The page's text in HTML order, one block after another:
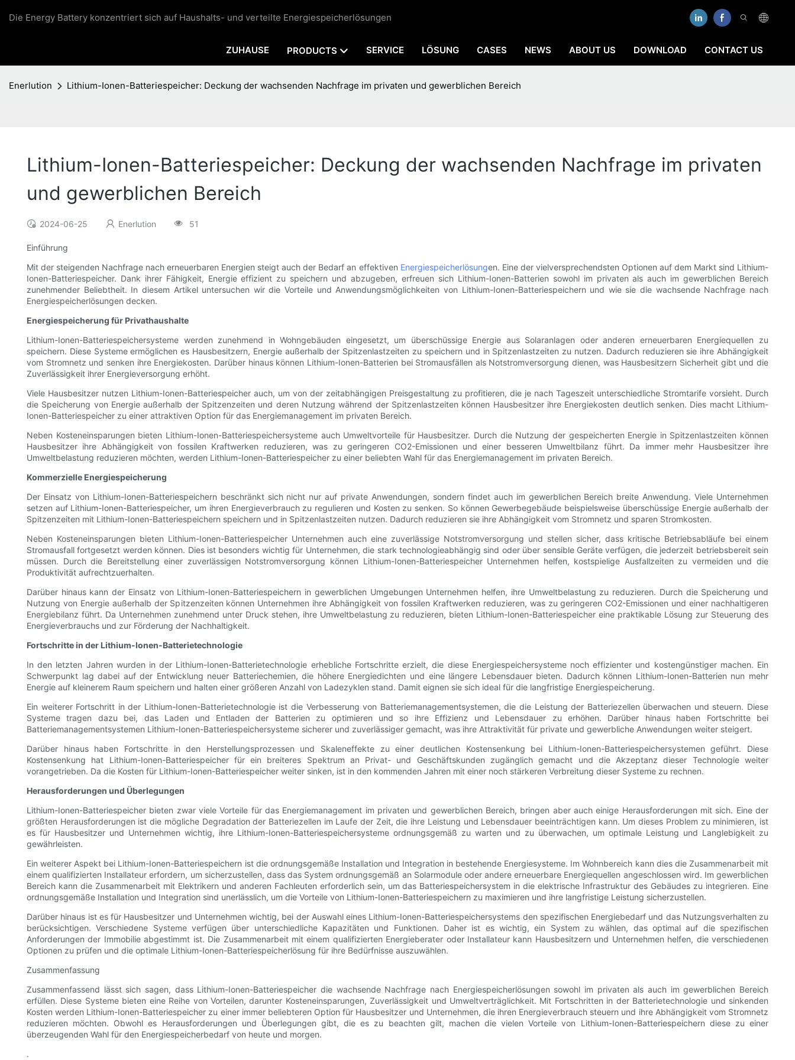
Die Energy Battery konzentriert sich auf Haushalts- und verteilte Energiespeicherlösungen
ZUHAUSE PRODUCTS SERVICE LÖSUNG CASES NEWS ABOUT US DOWNLOAD CONTACT US
Enerlution Lithium-Ionen-Batteriespeicher: Deckung der wachsenden Nachfrage im privaten und gewerblichen Bereich
Lithium-Ionen-Batteriespeicher: Deckung der wachsenden Nachfrage im privaten
und gewerblichen Bereich
2024-06-25 Enerlution 51
Einführung
Mit der steigenden Nachfrage nach erneuerbaren Energien steigt auch der Bedarf an effektiven Energiespeicherlösungen. Eine der vielversprechendsten Optionen auf dem Markt sind Lithium-
Ionen-Batteriespeicher. Dank ihrer Fähigkeit, Energie effizient zu speichern und abzugeben, erfreuen sich Lithium-Ionen-Batterien sowohl im privaten als auch im gewerblichen Bereich
zunehmender Beliebtheit. In diesem Artikel untersuchen wir die Vorteile und Anwendungsmöglichkeiten von Lithium-Ionen-Batteriespeichern und wie sie die wachsende Nachfrage nach
Energiespeicherlösungen decken.
Energiespeicherung für Privathaushalte
Lithium-Ionen-Batteriespeichersysteme werden zunehmend in Wohngebäuden eingesetzt, um überschüssige Energie aus Solaranlagen oder anderen erneuerbaren Energiequellen zu
speichern. Diese Systeme ermöglichen es Hausbesitzern, Energie außerhalb der Spitzenlastzeiten zu speichern und in Spitzenlastzeiten zu nutzen. Dadurch reduzieren sie ihre Abhängigkeit
vom Stromnetz und senken ihre Energiekosten. Darüber hinaus können Lithium-Ionen-Batterien bei Stromausfällen als Notstromversorgung dienen, was Hausbesitzern Sicherheit gibt und die
Zuverlässigkeit ihrer Energieversorgung erhöht.
Viele Hausbesitzer nutzen Lithium-Ionen-Batteriespeicher auch, um von der zeitabhängigen Preisgestaltung zu profitieren, die je nach Tageszeit unterschiedliche Stromtarife vorsieht. Durch
die Speicherung von Energie außerhalb der Spitzenzeiten und deren Nutzung während der Spitzenlastzeiten können Hausbesitzer ihre Energiekosten deutlich senken. Dies macht Lithium-
Ionen-Batteriespeicher zu einer attraktiven Option für das Energiemanagement im privaten Bereich.
Neben Kosteneinsparungen bieten Lithium-Ionen-Batteriespeichersysteme auch Umweltvorteile für Hausbesitzer. Durch die Nutzung der gespeicherten Energie in Spitzenlastzeiten können
Hausbesitzer ihre Abhängigkeit von fossilen Kraftwerken reduzieren, was zu geringeren CO2-Emissionen und einer besseren Umweltbilanz führt. Da immer mehr Hausbesitzer ihre
Umweltbelastung reduzieren möchten, werden Lithium-Ionen-Batteriespeicher zu einer beliebten Wahl für das Energiemanagement im privaten Bereich.
Kommerzielle Energiespeicherung
Der Einsatz von Lithium-Ionen-Batteriespeichern beschränkt sich nicht nur auf private Anwendungen, sondern findet auch im gewerblichen Bereich breite Anwendung. Viele Unternehmen
setzen auf Lithium-Ionen-Batteriespeicher, um ihren Energieverbrauch zu regulieren und Kosten zu senken. So können Gewerbegebäude beispielsweise überschüssige Energie außerhalb der
Spitzenzeiten mit Lithium-Ionen-Batteriespeichern speichern und in Spitzenlastzeiten nutzen. Dadurch reduzieren sie ihre Abhängigkeit vom Stromnetz und sparen Stromkosten.
Neben Kosteneinsparungen bieten Lithium-Ionen-Batteriespeicher Unternehmen auch eine zuverlässige Notstromversorgung und stellen sicher, dass kritische Betriebsabläufe bei einem
Stromausfall fortgesetzt werden können. Dies ist besonders wichtig für Unternehmen, die stark technologieabhängig sind oder über sensible Geräte verfügen, die jederzeit betriebsbereit sein
müssen. Durch die Bereitstellung einer zuverlässigen Notstromversorgung können Lithium-Ionen-Batteriespeicher Unternehmen helfen, kostspielige Ausfallzeiten zu vermeiden und die
Produktivität aufrechtzuerhalten.
Darüber hinaus kann der Einsatz von Lithium-Ionen-Batteriespeichern in gewerblichen Umgebungen Unternehmen helfen, ihre Umweltbelastung zu reduzieren. Durch die Speicherung und
Nutzung von Energie außerhalb der Spitzenzeiten können Unternehmen ihre Abhängigkeit von fossilen Kraftwerken reduzieren, was zu geringeren CO2-Emissionen und einer nachhaltigeren
Energiebilanz führt. Da Unternehmen zunehmend unter Druck stehen, ihre Umweltbelastung zu reduzieren, bieten Lithium-Ionen-Batteriespeicher eine praktikable Lösung zur Steuerung des
Energieverbrauchs und zur Förderung der Nachhaltigkeit.
Fortschritte in der Lithium-Ionen-Batterietechnologie
In den letzten Jahren wurden in der Lithium-Ionen-Batterietechnologie erhebliche Fortschritte erzielt, die diese Energiespeichersysteme noch effizienter und kostengünstiger machen. Ein
Schwerpunkt lag dabei auf der Entwicklung neuer Batteriechemien, die höhere Energiedichten und eine längere Lebensdauer bieten. Dadurch können Lithium-Ionen-Batterien nun mehr
Energie auf kleinerem Raum speichern und halten einer größeren Anzahl von Ladezyklen stand. Damit eignen sie sich ideal für die langfristige Energiespeicherung.
Ein weiterer Fortschritt in der Lithium-Ionen-Batterietechnologie ist die Verbesserung von Batteriemanagementsystemen, die die Leistung der Batteriezellen überwachen und steuern. Diese
Systeme tragen dazu bei, das Laden und Entladen der Batterien zu optimieren und so ihre Effizienz und Lebensdauer zu erhöhen. Darüber hinaus haben Fortschritte bei
Batteriemanagementsystemen Lithium-Ionen-Batteriespeichersysteme sicherer und zuverlässiger gemacht, was ihre Attraktivität für private und gewerbliche Anwendungen weiter steigert.
Darüber hinaus haben Fortschritte in den Herstellungsprozessen und Skaleneffekte zu einer deutlichen Kostensenkung bei Lithium-Ionen-Batteriespeichersystemen geführt. Diese
Kostensenkung hat Lithium-Ionen-Batteriespeicher für ein breiteres Spektrum an Privat- und Geschäftskunden zugänglich gemacht und die Akzeptanz dieser Technologie weiter
vorangetrieben. Da die Kosten für Lithium-Ionen-Batteriespeicher weiter sinken, ist in den kommenden Jahren mit einer noch stärkeren Verbreitung dieser Systeme zu rechnen.
Herausforderungen und Überlegungen
Lithium-Ionen-Batteriespeicher bieten zwar viele Vorteile für das Energiemanagement im privaten und gewerblichen Bereich, bringen aber auch einige Herausforderungen mit sich. Eine der
größten Herausforderungen ist die mögliche Degradation der Batteriezellen im Laufe der Zeit, die ihre Leistung und Lebensdauer beeinträchtigen kann. Um dieses Problem zu minimieren, ist
es für Hausbesitzer und Unternehmen wichtig, ihre Lithium-Ionen-Batteriespeichersysteme ordnungsgemäß zu warten und zu überwachen, um optimale Leistung und Langlebigkeit zu
gewährleisten.
Ein weiterer Aspekt bei Lithium-Ionen-Batteriespeichern ist die ordnungsgemäße Installation und Integration in bestehende Energiesysteme. Im Wohnbereich kann dies die Zusammenarbeit mit
einem qualifizierten Installateur erfordern, um sicherzustellen, dass das System ordnungsgemäß an Solarmodule oder andere erneuerbare Energiequellen angeschlossen wird. Im gewerblichen
Bereich kann die Zusammenarbeit mit Elektrikern und anderen Fachleuten erforderlich sein, um das Batteriespeichersystem in die elektrische Infrastruktur des Gebäudes zu integrieren. Eine
ordnungsgemäße Installation und Integration sind unerlässlich, um die Vorteile von Lithium-Ionen-Batteriespeichern zu maximieren und ihre langfristige Leistung sicherzustellen.
Darüber hinaus ist es für Hausbesitzer und Unternehmen wichtig, bei der Auswahl eines Lithium-Ionen-Batteriespeichersystems den spezifischen Energiebedarf und das Nutzungsverhalten zu
berücksichtigen. Verschiedene Systeme verfügen über unterschiedliche Kapazitäten und Funktionen. Daher ist es wichtig, ein System zu wählen, das optimal auf die spezifischen
Anforderungen der Immobilie abgestimmt ist. Die Zusammenarbeit mit einem qualifizierten Energieberater oder Installateur kann Hausbesitzern und Unternehmen helfen, die verschiedenen
Optionen zu prüfen und die optimale Lithium-Ionen-Batteriespeicherlösung für ihre Bedürfnisse auszuwählen.
Zusammenfassung
Zusammenfassend lässt sich sagen, dass Lithium-Ionen-Batteriespeicher die wachsende Nachfrage nach Energiespeicherlösungen sowohl im privaten als auch im gewerblichen Bereich
erfüllen. Diese Systeme bieten eine Reihe von Vorteilen, darunter Kosteneinsparungen, Zuverlässigkeit und Umweltverträglichkeit. Mit Fortschritten in der Batterietechnologie und sinkenden
Kosten werden Lithium-Ionen-Batteriespeicher zu einer immer beliebteren Option für Hausbesitzer und Unternehmen, die ihren Energieverbrauch steuern und ihre Abhängigkeit vom Stromnetz
reduzieren möchten. Obwohl es Herausforderungen und Überlegungen gibt, die es zu beachten gilt, machen die vielen Vorteile von Lithium-Ionen-Batteriespeichern diese zu einer
überzeugenden Wahl für den Energiespeicherbedarf von heute und morgen.
.